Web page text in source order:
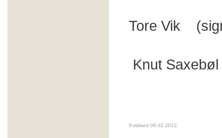
Tore Vik
Knut
Publisert 06.02.2012